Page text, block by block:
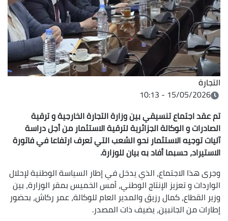
التجارة
15/05/2026 - 10:13
تم عقد اجتماع تنسيقي بين وزارة التجارة الخارجية و ترقية
الصادرات و الوكالة الجزائرية لترقية الاستثمار من أجل دراسة
آليات توجيه الاستثمار نحو الشعب التي تعرف ارتفاعا في فاتورة
الاستيراد، حسبما أفاد به بيان للوزارة.
وجرى هذا الاجتماع، الذي يدخل في إطار السياسة الوطنية لإحلال
الواردات و تعزيز الإنتاج الوطني، أمس الخميس بمقر الوزارة، بين
وزير القطاع، كمال رزيق والمدير العام للوكالة، عمر ركاش، بحضور
إطارات من الجانبين، يضيف ذات المصدر.